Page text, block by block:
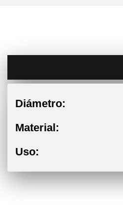
Diámetro:
Material:
Uso: